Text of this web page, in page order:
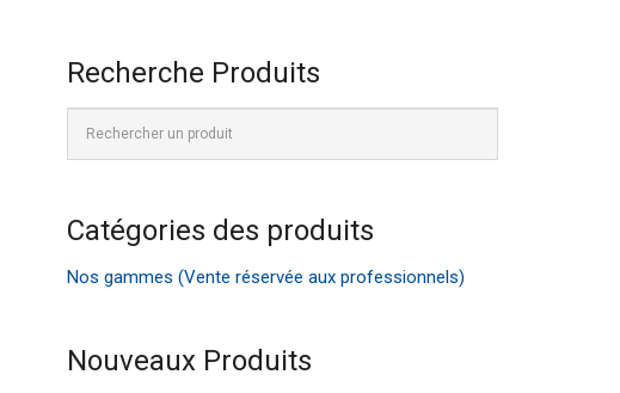
Recherche Produits
Catégories des produits
Nos gammes (Vente réservée aux professionnels)
Nouveaux Produits